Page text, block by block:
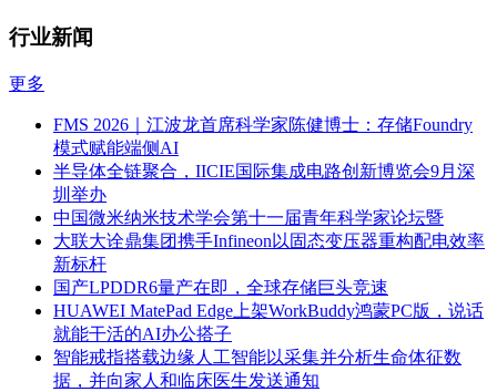
行业新闻
更多
FMS 2026｜江波龙首席科学家陈健博士：存储Foundry
模式赋能端侧AI
半导体全链聚合，IICIE国际集成电路创新博览会9月深
圳举办
中国微米纳米技术学会第十一届青年科学家论坛暨
大联大诠鼎集团携手Infineon以固态变压器重构配电效率
新标杆
国产LPDDR6量产在即，全球存储巨头竞速
HUAWEI MatePad Edge上架WorkBuddy鸿蒙PC版，说话
就能干活的AI办公搭子
智能戒指搭载边缘人工智能以采集并分析生命体征数
据，并向家人和临床医生发送通知